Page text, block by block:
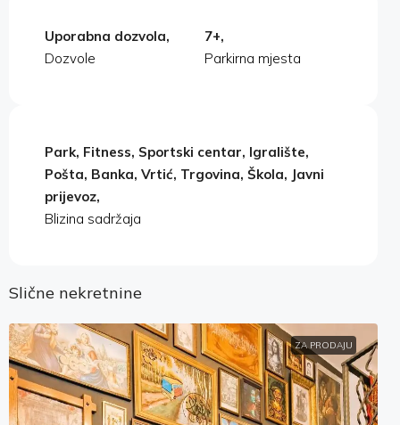
Uporabna dozvola,
Dozvole
7+,
Parkirna mjesta
Park, Fitness, Sportski centar, Igralište,
Pošta, Banka, Vrtić, Trgovina, Škola, Javni
prijevoz,
Blizina sadržaja
Slične nekretnine
ZA PRODAJU